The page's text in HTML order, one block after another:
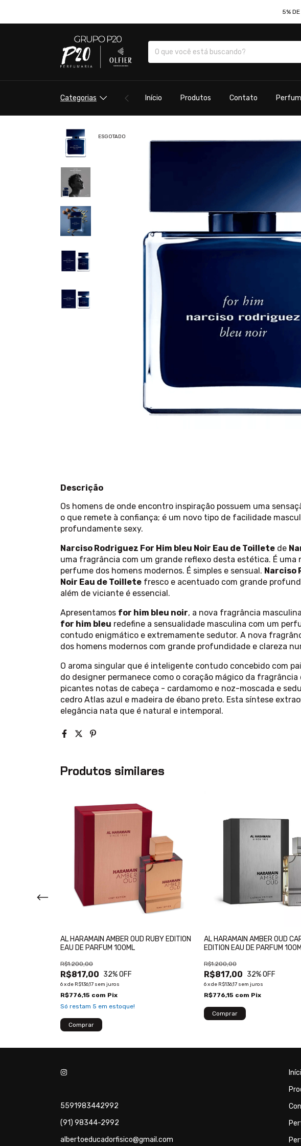
5%
Categorias Início Produtos Contato
ESGOTADO
Descrição
Os homens de onde encontro inspiração possuem uma
o que remete à confiança; é um novo tipo de facilidade
profundamente sexy.
Narciso Rodriguez For Him bleu Noir Eau de Toillete de
uma fragrância com um grande reflexo desta estética. É uma
perfume dos homens modernos. É simples e sensual. Narciso
Noir Eau de Toillete fresco e acentuado com grande
além de viciante é essencial.
Apresentamos for him bleu noir, a nova fragrância
for him bleu redefine a sensualidade masculina com um
contudo enigmático e extremamente sedutor. A nova
dos homens modernos com grande profundidade e clareza
O aroma singular que é inteligente contudo concebido com
do designer permanece como o coração mágico da
picantes notas de cabeça - cardamomo e noz-moscada e
cedro Atlas azul e madeira de ébano preto. Esta síntese
elegância nata que é natural e intemporal.
Produtos similares
AL HARAMAIN AMBER OUD RUBY EDITION
EAU DE PARFUM 100ML
R$817,00
R$1.200,00
32% OFF
6xde R$136,17 sem juros
R$776,15 com Pix
Só restam 5 em estoque!
AL HARAMAIN AMBER OUD
EDITION EAU DE PARFUM
R$817,00
R$1.200,00
32% OFF
6xde R$136,17 sem juros
R$776,15 com Pix
5591983442992
(91) 98344-2992
albertoeducadorfisico@gmail.com